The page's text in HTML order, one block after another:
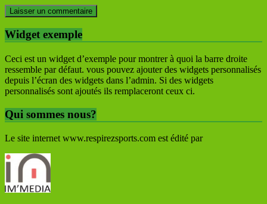
Widget exemple
Ceci est un widget d’exemple pour montrer à quoi la barre droite
ressemble par défaut. vous pouvez ajouter des widgets personnalisés
depuis l’écran des widgets dans l’admin. Si des widgets
personnalisés sont ajoutés ils remplaceront ceux ci.
Qui sommes nous?
Le site internet www.respirezsports.com est édité par